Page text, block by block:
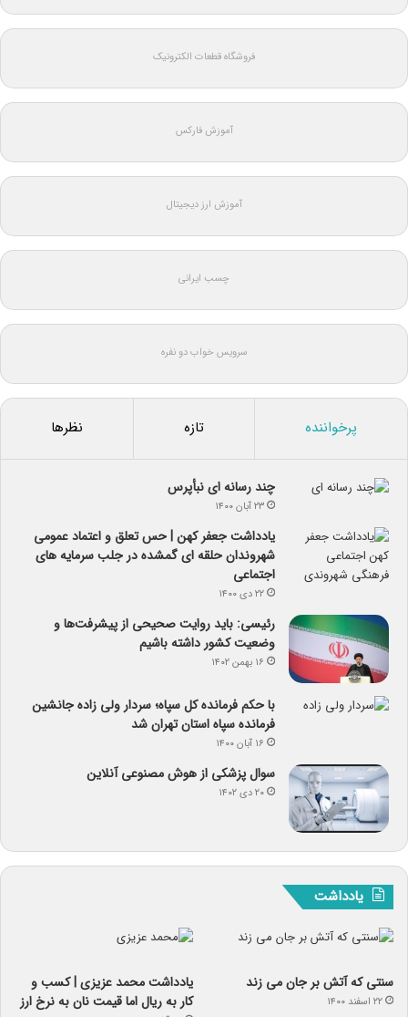
فروشگاه قطعات الکترونیک
آموزش فارکس
آموزش ارز دیجیتال
چسب ایرانی
سرویس خواب دو نفره
پرخواننده تازه نظرها
چند رسانه ای نبأپرس
۲۳ آبان ۱۴۰۰
یادداشت جعفر کهن | حس تعلق و اعتماد عمومی
شهروندان حلقه ای گمشده در جلب سرمایه های
اجتماعی
۲۲ دی ۱۴۰۰
رئیسی: باید روایت صحیحی از پیشرفت‌ها و
وضعیت کشور داشته باشیم
۱۶ بهمن ۱۴۰۲
با حکم فرمانده کل سپاه؛ سردار ولی زاده جانشین
فرمانده سپاه استان تهران شد
۱۶ آبان ۱۴۰۰
سوال پزشکی از هوش مصنوعی آنلاین
۲۰ دی ۱۴۰۲
یادداشت
سنتی که آتش بر جان می زند
۲۲ اسفند ۱۴۰۰
یادداشت‌ محمد عزیزی | کسب و
کار به ریال اما قیمت نان به نرخ ارز